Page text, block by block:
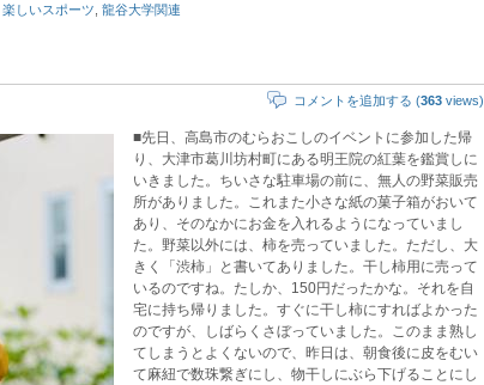
楽しいスポーツ 龍谷大学関連
コメントを追加する (363 views)
■先日、高島市のむらおこしのイベントに参加した帰
り、大津市葛川坊村町にある明王院の紅葉を鑑賞しに
いきました。ちいさな駐車場の前に、無人の野菜販売
所がありました。これまた小さな紙の菓子箱がおいて
あり、そのなかにお金を入れるようになっていまし
た。野菜以外には、柿を売っていました。ただし、大
きく「渋柿」と書いてありました。干し柿用に売って
いるのですね。たしか、150円だったかな。それを自
宅に持ち帰りました。すぐに干し柿にすればよかった
のですが、しばらくさぼっていました。このまま熟し
てしまうとよくないので、昨日は、朝食後に皮をむい
て麻紐で数珠繋ぎにし、物干しにぶら下げることにし